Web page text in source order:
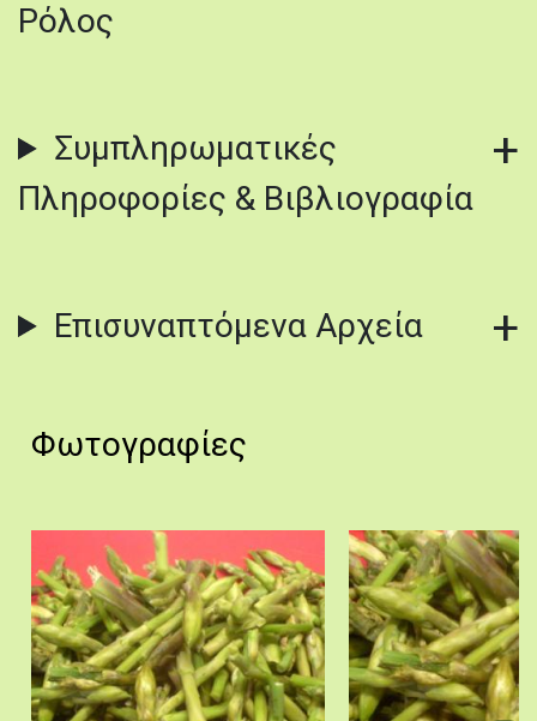
Ρόλος
Συμπληρωματικές
Πληροφορίες & Βιβλιογραφία
Επισυναπτόμενα Αρχεία
Φωτογραφίες